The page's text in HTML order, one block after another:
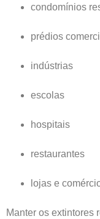
condomínios
prédios
indústrias
escolas
hospitais
restaurantes
lojas e
Manter os extintores